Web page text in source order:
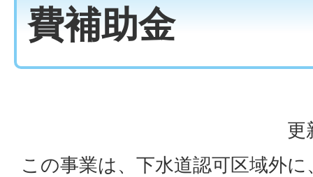
費補助金
更
この事業は、下水道認可区域外